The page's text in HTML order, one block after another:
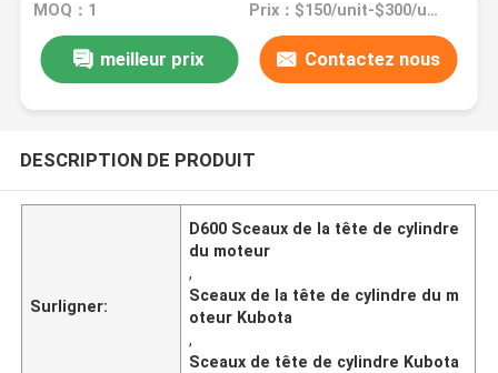
MOQ：1 Prix：$150/unit-$300/unit
meilleur prix Contactez nous
DESCRIPTION DE PRODUIT
Surligner:
D600 Sceaux de la tête de cylindre
du moteur
,
Sceaux de la tête de cylindre du m
oteur Kubota
,
Sceaux de tête de cylindre Kubota